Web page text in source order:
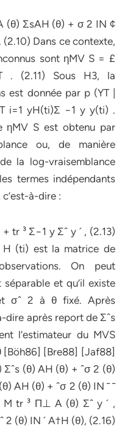
(θ) ΣsAH (θ) + σ 2 IN ¢
Dans ce contexte,
sont ηMV S = £
(2.11) Sous H3, la
est donnée par p (YT |
i=1 yH(ti)Σ −1 y y(ti) .
ηMV S est obtenu par
ou, de manière
la log-vraisemblance
termes indépendants
à-dire :
tr ³ Σ−1 y Σˆ y ´ , (2.13)
(ti) est la matrice de
On peut
et qu’il existe
σˆ 2 à θ fixé. Après
dire après report de Σˆs
l’estimateur du MVS
[Böh86] [Bre88] [Jaf88]
Σˆs (θ) AH (θ) + ˆσ 2 (θ)
AH (θ) + ˆσ 2 (θ) IN ¯ ¯
M tr ³ Π⊥ A (θ) Σˆ y ´ ,
2 (θ) IN ´ A†H (θ), (2.16)